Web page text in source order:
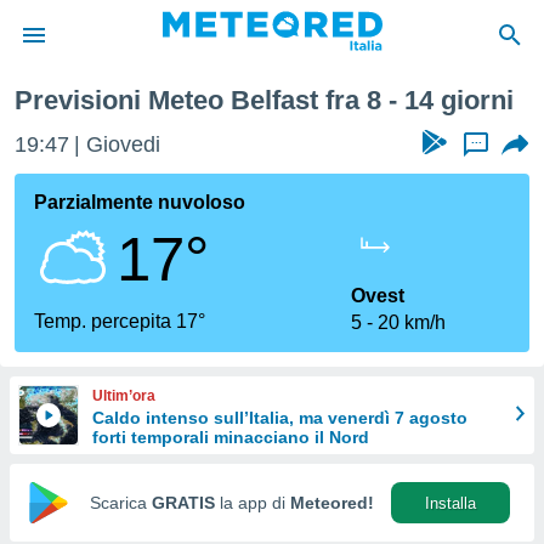
di
per
le
di
Web
Previsioni Meteo Belfast fra 8 - 14 giorni
19:47 Giovedi ...
Parzialmente nuvoloso
17°
Temp. percepita 17°
Ovest
5
20 km/h
Ultim’ora
Caldo intenso sull’Italia, ma venerdì 7 agosto
forti temporali minacciano il Nord
Scarica GRATIS la app di Meteored! Installa